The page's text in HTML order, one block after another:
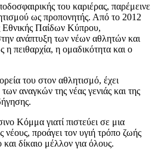
του καριέρας, παρέμεινε
ως προπονητής. Από το 2012
Εθνικής Παίδων Κύπρου,
ανάπτυξη των νέων αθλητών και
πειθαρχία, η ομαδικότητα και ο
του στον αθλητισμό, έχει
αναγκών της νέας γενιάς και της
Κόμμα γιατί πιστεύει σε μια
νέους, προάγει τον υγιή τρόπο ζωής
δίκαιο μέλλον για όλους.